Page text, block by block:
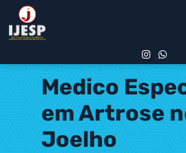
Medico
em Artrose
Joelho